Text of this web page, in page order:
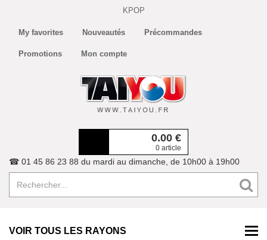
KPOP
My favorites Nouveautés Précommandes
Promotions Mon compte
0.00 €
0 article
☎ 01 45 86 23 88 du mardi au dimanche, de 10h00 à 19h00
VOIR TOUS LES RAYONS